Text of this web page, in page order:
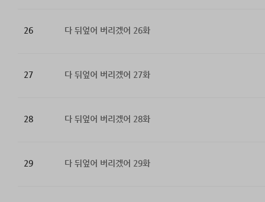
26 다 뒤엎어 버리겠어 26화
27 다 뒤엎어 버리겠어 27화
28 다 뒤엎어 버리겠어 28화
29 다 뒤엎어 버리겠어 29화